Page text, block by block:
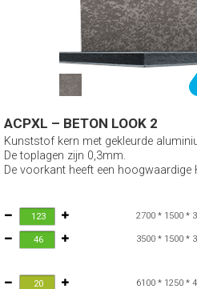
ACPXL – BETON LOOK 2
Kunststof kern met gekleurde
De toplagen zijn 0,3mm.
De voorkant heeft een hoogwaardige
2700 * 1500 *
3500 * 1500 *
6100 * 1250 *